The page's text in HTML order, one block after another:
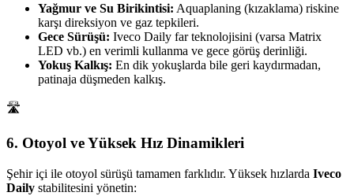
Yağmur ve Su Birikintisi: Aquaplaning (kızaklama) riskine
karşı direksiyon ve gaz tepkileri.
Gece Sürüşü: Iveco Daily far teknolojisini (varsa Matrix
LED vb.) en verimli kullanma ve gece görüş derinliği.
Yokuş Kalkış: En dik yokuşlarda bile geri kaydırmadan,
patinaja düşmeden kalkış.
🛣️
6. Otoyol ve Yüksek Hız Dinamikleri
Şehir içi ile otoyol sürüşü tamamen farklıdır. Yüksek hızlarda Iveco
Daily stabilitesini yönetin: